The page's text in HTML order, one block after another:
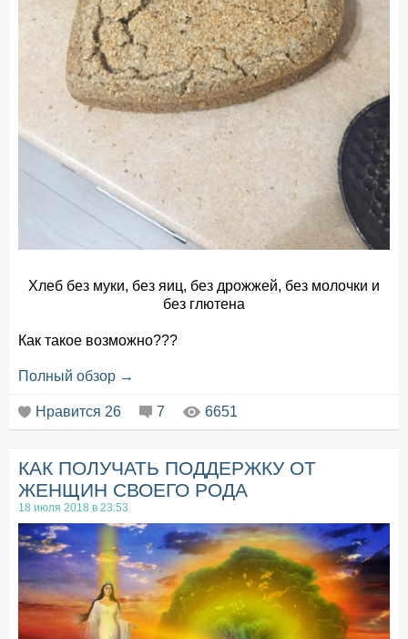
Хлеб без муки, без яиц, без дрожжей, без молочки и
без глютена
Как такое возможно???
Мы делимся с вами рецептом полезного и благостного
тем у кого непереносимость глютена и казеина!!!
450 гр зеленой гречки
200 мл. воды
кумин 1 ч.л.
соль по вкусу
Очень простой состав, не правда ли?
ГОТОВИМ:
Зеленую гречку замочить на ночь.
Полный обзор →
Нравится 26 7 6651
КАК ПОЛУЧАТЬ ПОДДЕРЖКУ ОТ
ЖЕНЩИН СВОЕГО РОДА
18 июля 2018 в 23:53